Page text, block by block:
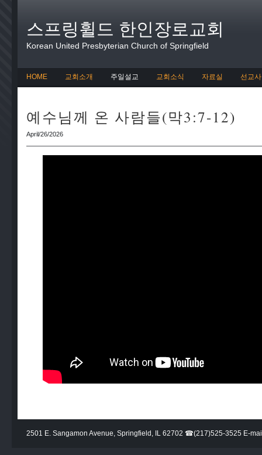
스프링휠드 한인장로교회
Korean United Presbyterian Church of Springfield
HOME 교회소개 주일설교 교회소식 자료실 선교
예수님께 온 사람들(막3:7-12)
April/26/2026
2501 E. Sangamon Avenue, Springfield, IL 62702 ☎(217)525-3525 E-